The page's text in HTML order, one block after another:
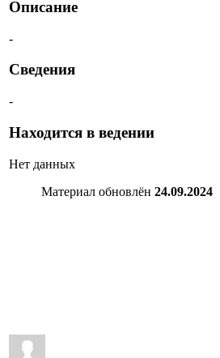
Описание
-
Сведения
-
Находится в ведении
Нет данных
Материал обновлён 24.09.2024